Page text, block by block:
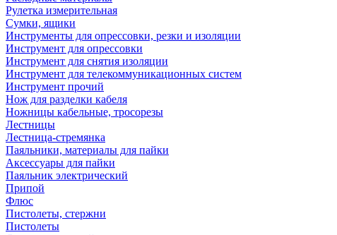
Рулетка измерительная
Сумки, ящики
Инструменты для опрессовки, резки и изоляции
Инструмент для опрессовки
Инструмент для снятия изоляции
Инструмент для телекоммуникационных систем
Инструмент прочий
Нож для разделки кабеля
Ножницы кабельные, тросорезы
Лестницы
Лестница-стремянка
Паяльники, материалы для пайки
Аксессуары для пайки
Паяльник электрический
Припой
Флюс
Пистолеты, стержни
Пистолеты